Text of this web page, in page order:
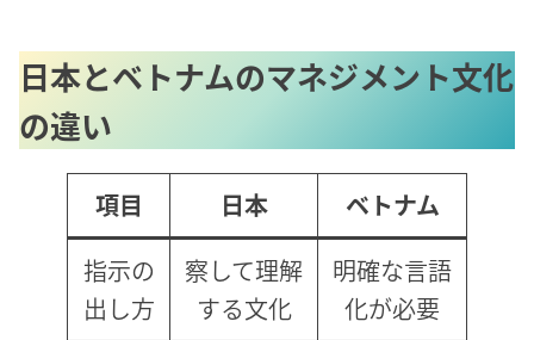
日本とベトナムのマネジメント文化
の違い
項目 日本
ベトナム
指示の
出し方
察して理解
する文化
明確な言語
化が必要